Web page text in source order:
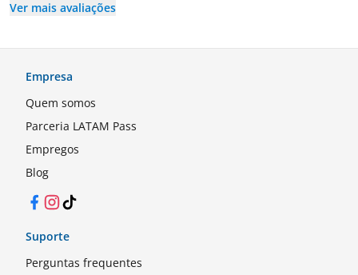
Ver mais avaliações
Empresa
Quem somos
Parceria LATAM Pass
Empregos
Blog
Facebook
Instagram
TikTok
Suporte
Perguntas frequentes